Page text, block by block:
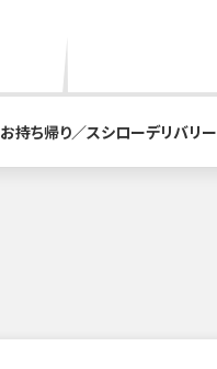
お持ち帰り／スシローデリバリー